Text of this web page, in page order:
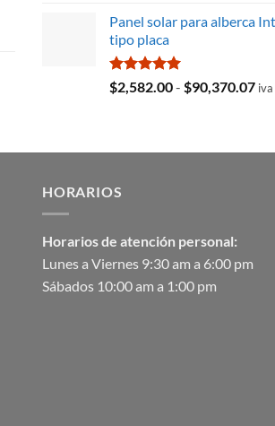
original
Panel solar para alberca
tipo placa
Valorado
con
$2,582.00- $90,370.07
HORARIOS
Horarios de atención personal:
Lunes a Viernes 9:30 am a 6:00 pm
Sábados 10:00 am a 1:00 pm